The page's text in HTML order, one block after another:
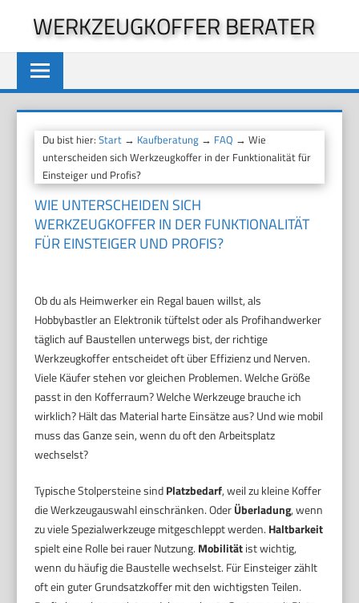
springen
WERKZEUGKOFFER BERATER
Du bist hier:Start → Kaufberatung → FAQ → Wie
unterscheiden sich Werkzeugkoffer in der Funktionalität für
Einsteiger und Profis?
WIE UNTERSCHEIDEN SICH
WERKZEUGKOFFER IN DER FUNKTIONALITÄT
FÜR EINSTEIGER UND PROFIS?
Ob du als Heimwerker ein Regal bauen willst, als
Hobbybastler an Elektronik tüftelst oder als Profihandwerker
täglich auf Baustellen unterwegs bist, der richtige
Werkzeugkoffer entscheidet oft über Effizienz und Nerven.
Viele Käufer stehen vor gleichen Problemen. Welche Größe
passt in den Kofferraum? Welche Werkzeuge brauche ich
wirklich? Hält das Material harte Einsätze aus? Und wie mobil
muss das Ganze sein, wenn du oft den Arbeitsplatz
wechselst?
Typische Stolpersteine sindPlatzbedarf, weil zu kleine Koffer
die Werkzeugauswahl einschränken. OderÜberladung, wenn
zu viele Spezialwerkzeuge mitgeschleppt werden. Haltbarkeit
spielt eine Rolle bei rauer Nutzung. Mobilitätist wichtig,
wenn du häufig die Baustelle wechselst. Für Einsteiger zählt
oft ein guter Grundsatzkoffer mit den wichtigsten Teilen.